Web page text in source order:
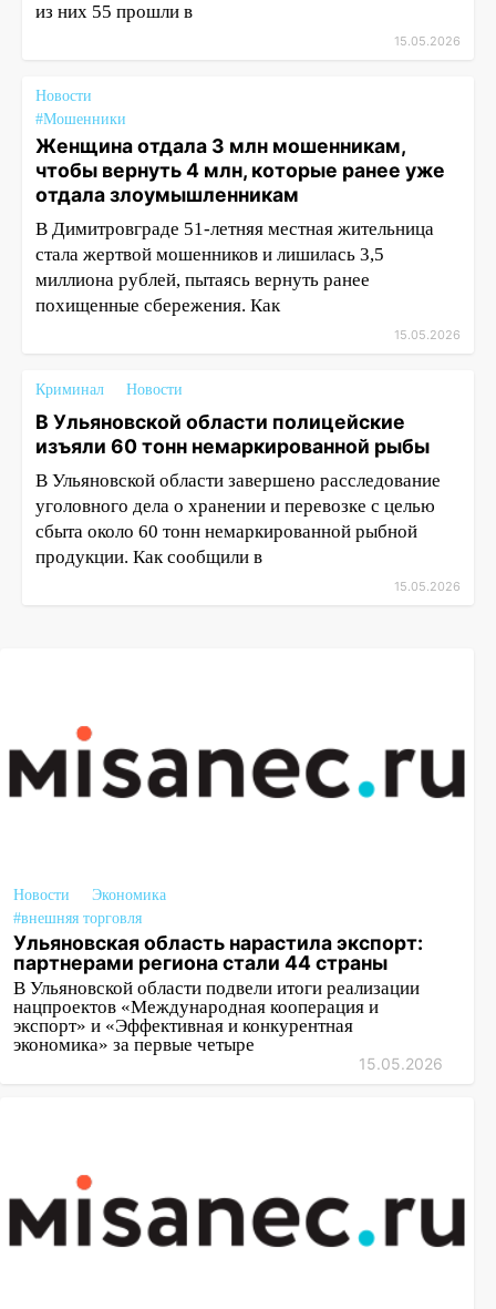
из них 55 прошли в
15.05.2026
Новости
#Мошенники
Женщина отдала 3 млн мошенникам,
чтобы вернуть 4 млн, которые ранее уже
отдала злоумышленникам
В Димитровграде 51-летняя местная жительница
стала жертвой мошенников и лишилась 3,5
миллиона рублей, пытаясь вернуть ранее
похищенные сбережения. Как
15.05.2026
Криминал Новости
В Ульяновской области полицейские
изъяли 60 тонн немаркированной рыбы
В Ульяновской области завершено расследование
уголовного дела о хранении и перевозке с целью
сбыта около 60 тонн немаркированной рыбной
продукции. Как сообщили в
15.05.2026
Новости
Экономика
#внешняя торговля
Ульяновская область нарастила экспорт:
партнерами региона стали 44 страны
В Ульяновской области подвели итоги реализации
нацпроектов «Международная кооперация и
экспорт» и «Эффективная и конкурентная
экономика» за первые четыре
15.05.2026